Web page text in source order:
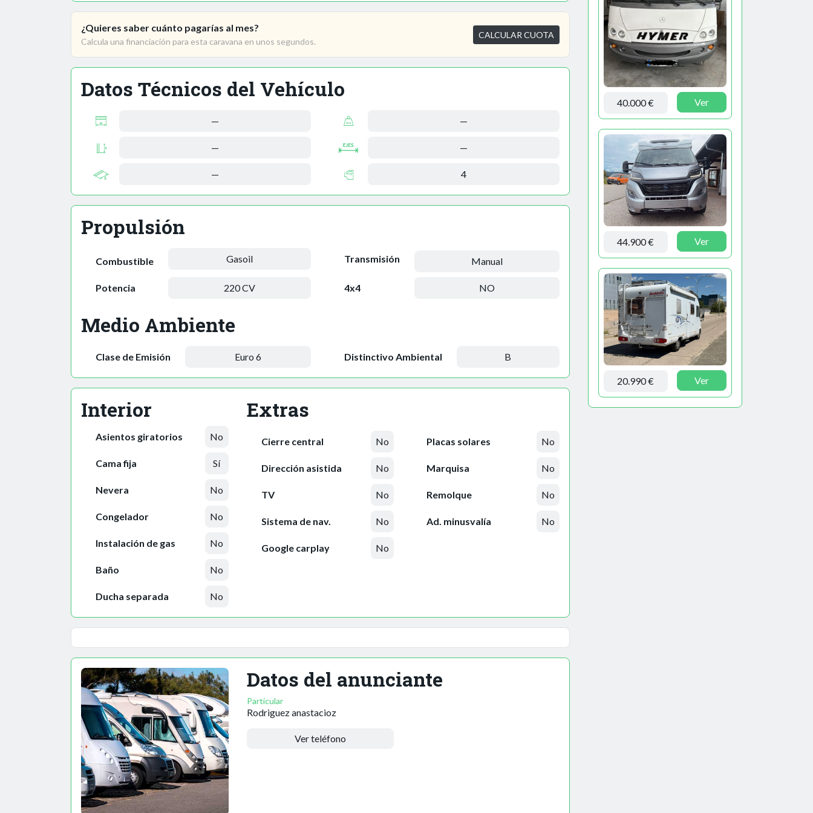
¿Quieres saber cuánto pagarías al mes?
Calcula una financiación para esta caravana en unos segundos.
CALCULAR CUOTA
Datos Técnicos del Vehículo
—
—
—
—
—
4
Propulsión
Combustible Gasoil
Potencia 220 CV
Transmisión Manual
4x4 NO
Medio Ambiente
Clase de Emisión Euro 6 Distinctivo Ambiental B
Interior
Asientos giratorios No
Cama fija Sí
Nevera No
Congelador No
Instalación de gas No
Baño No
Ducha separada No
Extras
Cierre central No
Dirección asistida No
TV No
Sistema de nav. No
Google carplay No
Placas solares No
Marquisa No
Remolque No
Ad. minusvalía No
Datos del anunciante
Particular
Rodriguez anastacioz
Ver teléfono
40.000 € Ver
44.900 € Ver
20.990 € Ver